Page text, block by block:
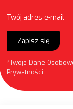
Twój adres e-mail
Zapisz się
*Twoje Dane
Prywatności.